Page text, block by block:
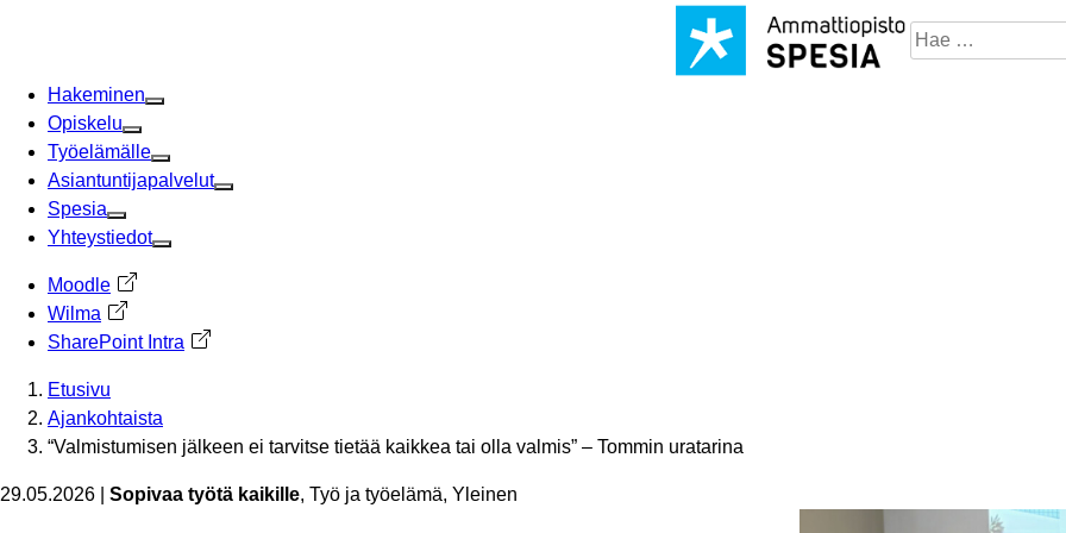
Hae
sivustosta
Hakeminen
Opiskelu
Työelämälle
Asiantuntijapalvelut
Spesia
Yhteystiedot
Moodle Avautuu uuteen välilehteen
Wilma Avautuu uuteen välilehteen
SharePoint Intra Avautuu uuteen välilehteen
Etusivu
Ajankohtaista
“Valmistumisen jälkeen ei tarvitse tietää kaikkea tai olla valmis” – Tommin uratarina
29.05.2026 Sopivaa työtä kaikille, Työ ja työelämä, Yleinen